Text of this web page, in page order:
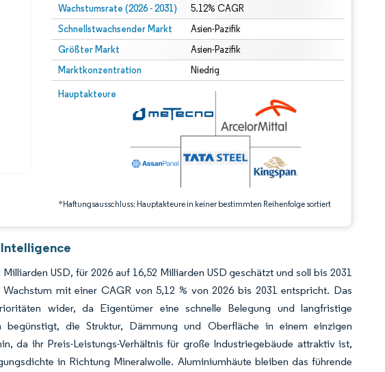
Wachstumsrate (2026 - 2031) 5.12% CAGR
Schnellstwachsender Markt Asien-Pazifik
Größter Markt Asien-Pazifik
Marktkonzentration Niedrig
Hauptakteure
*Haftungsausschluss: Hauptakteure in keiner bestimmten Reihenfolge sortiert
Bild © Mordor Intelligence. Wiederverwendung erfordert Namensnennung gemäß CC BY 4.0.
erfordert Namensnennung gemäß CC BY 4.0.
USD, für 2026 auf 16,52 Milliarden USD geschätzt und soll bis 2031
mit einer CAGR von 5,12 % von 2026 bis 2031 entspricht. Das
wider, da Eigentümer eine schnelle Belegung und langfristige
begünstigt, die Struktur, Dämmung und Oberfläche in einem einzigen
da ihr Preis-Leistungs-Verhältnis für große Industriegebäude attraktiv ist,
in Richtung Mineralwolle. Aluminiumhäute bleiben das führende